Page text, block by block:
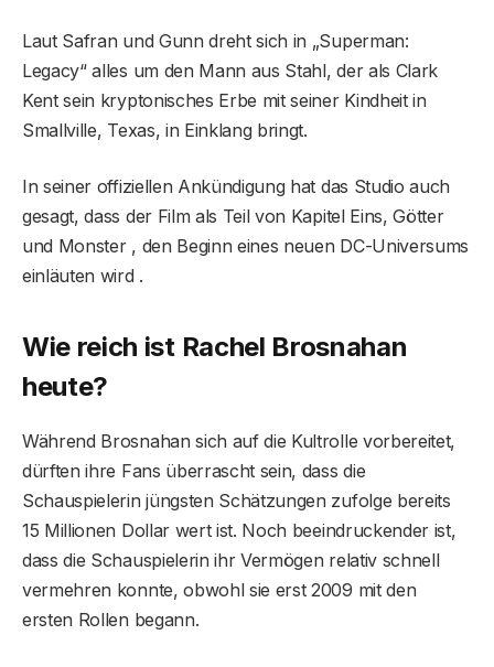
Laut Safran und Gunn dreht sich in „Superman:
Legacy“ alles um den Mann aus Stahl, der als Clark
Kent sein kryptonisches Erbe mit seiner Kindheit in
Smallville, Texas, in Einklang bringt.
In seiner offiziellen Ankündigung hat das Studio auch
gesagt, dass der Film als Teil von Kapitel Eins, Götter
und Monster , den Beginn eines neuen DC-Universums
einläuten wird .
Wie reich ist Rachel Brosnahan
heute?
Während Brosnahan sich auf die Kultrolle vorbereitet,
dürften ihre Fans überrascht sein, dass die
Schauspielerin jüngsten Schätzungen zufolge bereits
15 Millionen Dollar wert ist. Noch beeindruckender ist,
dass die Schauspielerin ihr Vermögen relativ schnell
vermehren konnte, obwohl sie erst 2009 mit den
ersten Rollen begann.